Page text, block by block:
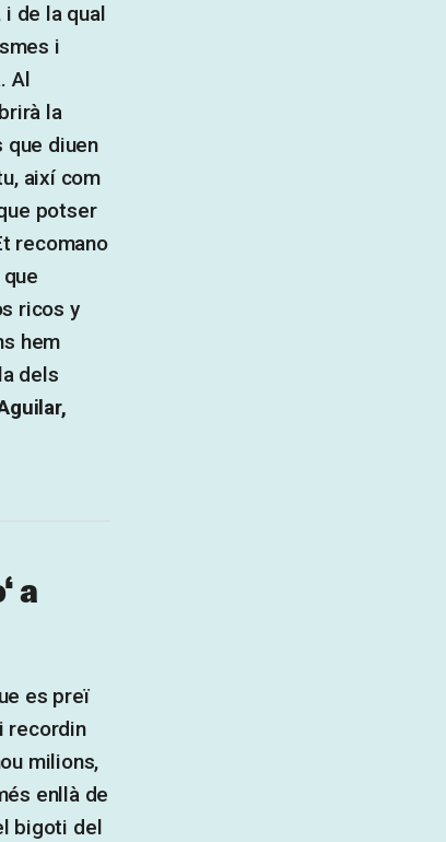
i de la qual
i
Al
la
que diuen
així com
potser
recomano
ricos y
hem
dels
‘ a
es preï
recordin
milions,
enllà de
bigoti del